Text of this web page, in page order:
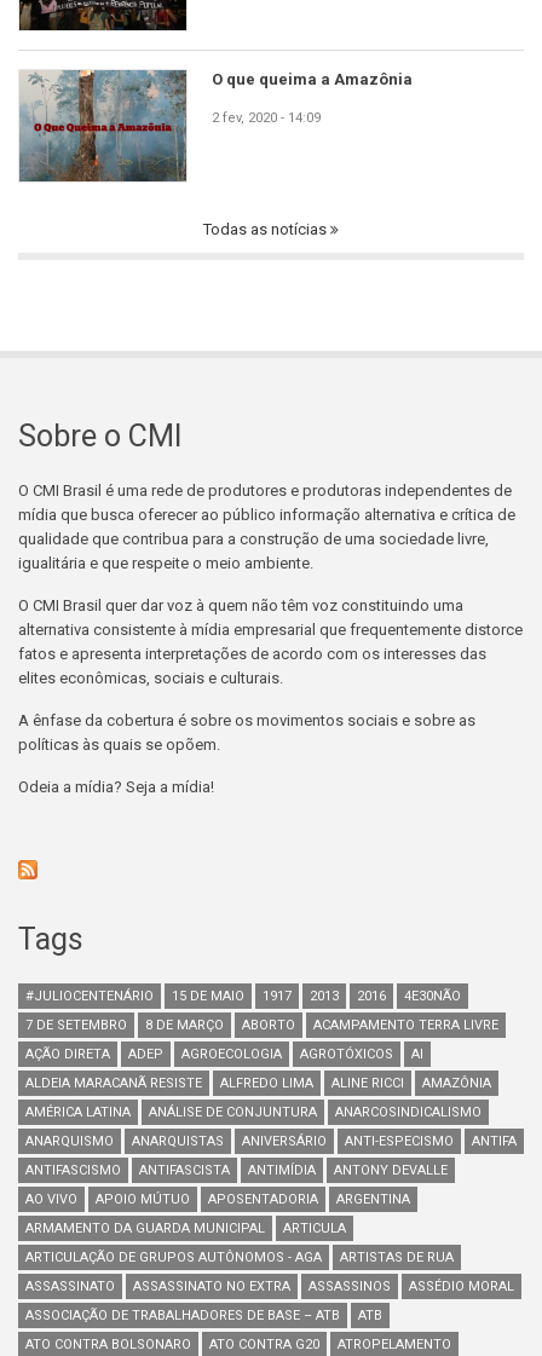
O que queima a Amazônia
2 fev, 2020 - 14:09
Todas as notícias
Sobre o CMI
O CMI Brasil é uma rede de produtores e produtoras independentes de
mídia que busca oferecer ao público informação alternativa e crítica de
qualidade que contribua para a construção de uma sociedade livre,
igualitária e que respeite o meio ambiente.
O CMI Brasil quer dar voz à quem não têm voz constituindo uma
alternativa consistente à mídia empresarial que frequentemente distorce
fatos e apresenta interpretações de acordo com os interesses das
elites econômicas, sociais e culturais.
A ênfase da cobertura é sobre os movimentos sociais e sobre as
políticas às quais se opõem.
Odeia a mídia? Seja a mídia!
Tags
#JULIOCENTENÁRIO 15 DE MAIO 1917 2013 2016
4E30NÃO
7 DE SETEMBRO
8 DE MARÇO ABORTO
ACAMPAMENTO TERRA LIVRE
AÇÃO DIRETA
ADEP AGROECOLOGIA AGROTÓXICOS
AI
ALDEIA MARACANÃ RESISTE
ALFREDO LIMA ALINE RICCI
AMAZÔNIA
AMÉRICA LATINA
ANÁLISE DE CONJUNTURA
ANARCOSINDICALISMO
ANARQUISMO
ANARQUISTAS ANIVERSÁRIO ANTI-ESPECISMO
ANTIFA
ANTIFASCISMO
ANTIFASCISTA ANTIMÍDIA
ANTONY DEVALLE
AO VIVO
APOIO MÚTUO APOSENTADORIA
ARGENTINA
ARMAMENTO DA GUARDA MUNICIPAL
ARTICULA
ARTICULAÇÃO DE GRUPOS AUTÔNOMOS - AGA
ARTISTAS DE RUA
ASSASSINATO
ASSASSINATO NO EXTRA ASSASSINOS
ASSÉDIO MORAL
ASSOCIAÇÃO DE TRABALHADORES DE BASE – ATB
ATB
ATO CONTRA BOLSONARO
ATO CONTRA G20 ATROPELAMENTO